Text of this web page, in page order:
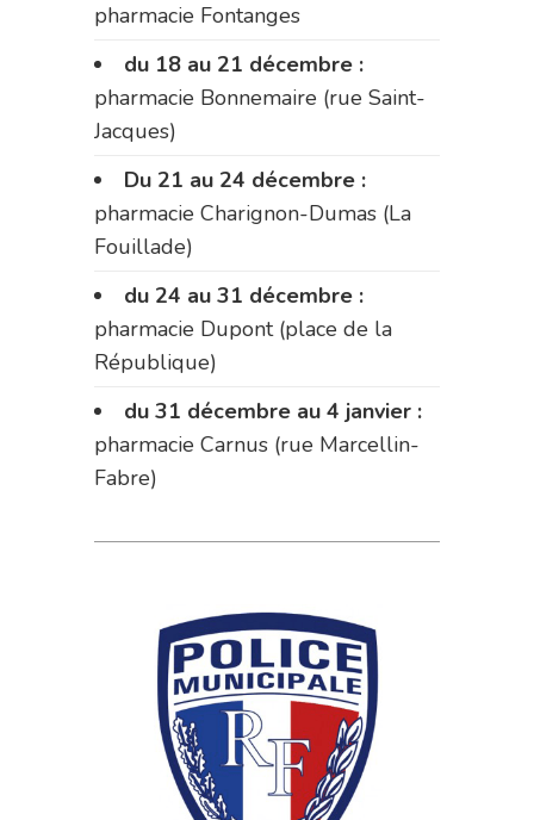
pharmacie Fontanges
du 18 au 21 décembre :
pharmacie Bonnemaire (rue Saint-
Jacques)
Du 21 au 24 décembre :
pharmacie Charignon-Dumas (La
Fouillade)
du 24 au 31 décembre :
pharmacie Dupont (place de la
République)
du 31 décembre au 4 janvier :
pharmacie Carnus (rue Marcellin-
Fabre)